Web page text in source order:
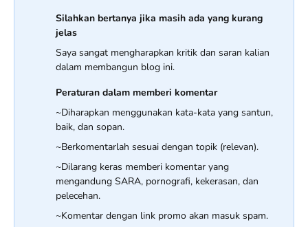
Silahkan bertanya jika masih ada yang kurang
jelas
Saya sangat mengharapkan kritik dan saran kalian
dalam membangun blog ini.
Peraturan dalam memberi komentar
~Diharapkan menggunakan kata-kata yang santun,
baik, dan sopan.
~Berkomentarlah sesuai dengan topik (relevan).
~Dilarang keras memberi komentar yang
mengandung SARA, pornografi, kekerasan, dan
pelecehan.
~Komentar dengan link promo akan masuk spam.